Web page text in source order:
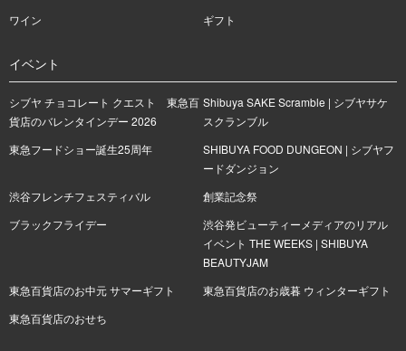
ワイン
ギフト
イベント
シブヤ チョコレート クエスト 東急百
貨店のバレンタインデー 2026
Shibuya SAKE Scramble | シブヤサケ
スクランブル
東急フードショー誕生25周年
SHIBUYA FOOD DUNGEON | シブヤフ
ードダンジョン
渋谷フレンチフェスティバル
創業記念祭
ブラックフライデー
渋谷発ビューティーメディアのリアル
イベント THE WEEKS | SHIBUYA
BEAUTYJAM
東急百貨店のお中元 サマーギフト
東急百貨店のお歳暮 ウィンターギフト
東急百貨店のおせち